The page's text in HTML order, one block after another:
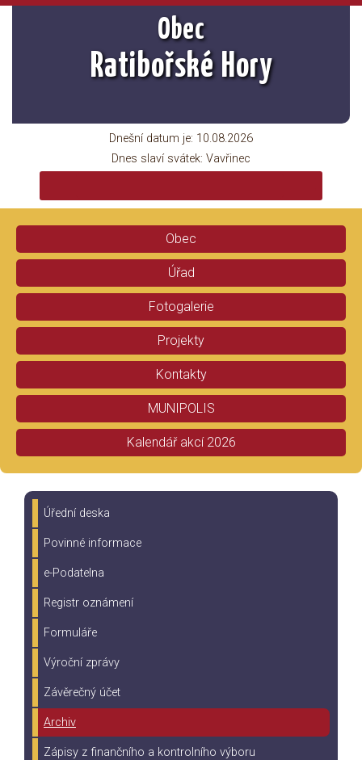
Obec
Ratibořské Hory
Dnešní datum je: 10.08.2026
Dnes slaví svátek: Vavřinec
Obec
Úřad
Fotogalerie
Projekty
Kontakty
MUNIPOLIS
Kalendář akcí 2026
Úřední deska
Povinné informace
e-Podatelna
Registr oznámení
Formuláře
Výroční zprávy
Závěrečný účet
Archiv
Zápisy z finančního a kontrolního výboru